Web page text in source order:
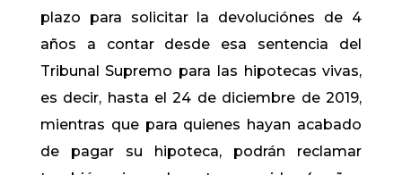
plazo para solicitar la devoluciónes de 4
años a contar desde esa sentencia del
Tribunal Supremo para las hipotecas vivas,
es decir, hasta el 24 de diciembre de 2019,
mientras que para quienes hayan acabado
de pagar su hipoteca, podrán reclamar